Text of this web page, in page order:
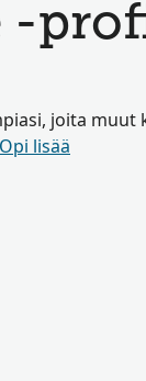
-
joita muut
Opi lisää